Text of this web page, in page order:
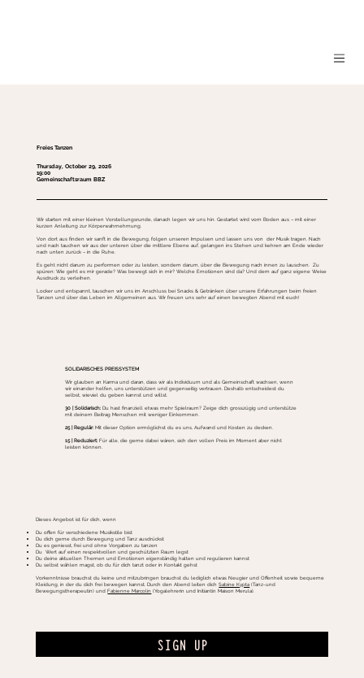
Freies Tanzen
Thursday, October 29, 2026
19:00
Gemeinschaftsraum BBZ
Wir starten mit einer kleinen Vorstellungsrunde, danach legen wir uns hin. Gestartet wird vom Boden aus – mit einer
kurzen Anleitung zur Körperwahrnehmung.
Von dort aus finden wir sanft in die Bewegung, folgen unseren Impulsen und lassen uns von der Musik tragen. Nach
und nach tauchen wir aus der unteren über die mittlere Ebene auf, gelangen ins Stehen und kehren am Ende wieder
nach unten zurück – in die Ruhe.
Es geht nicht darum zu performen oder zu leisten, sondern darum, über die Bewegung nach innen zu lauschen. Zu
spüren: Wie geht es mir gerade? Was bewegt sich in mir? Welche Emotionen sind da? Und dem auf ganz eigene Weise
Ausdruck zu verleihen.
Locker und entspannt, tauschen wir uns im Anschluss bei Snacks & Getränken über unsere Erfahrungen beim freien
Tanzen und über das Leben im Allgemeinen aus. Wir freuen uns sehr auf einen bewegten Abend mit euch!
SOLIDARISCHES PREISSYSTEM
Wir glauben an Karma und daran, dass wir als Individuum und als Gemeinschaft wachsen, wenn
wir einander helfen, uns unterstützen und gegenseitig vertrauen. Deshalb entscheidest du
selbst, wieviel du geben kannst und willst.
30 | Solidarisch:Du hast finanziell etwas mehr Spielraum? Zeige dich grosszügig und unterstütze
mit deinem Beitrag Menschen mit weniger Einkommen.
25 | Regulär:Mit dieser Option ermöglichst du es uns, Aufwand und Kosten zu decken.
15 | Reduziert:Für alle, die gerne dabei wären, sich den vollen Preis im Moment aber nicht
leisten können.
Dieses Angebot ist für dich, wenn
Du offen für verschiedene Musikstile bist
Du dich gerne durch Bewegung und Tanz ausdrückst
Du es geniesst, frei und ohne Vorgaben zu tanzen
Du Wert auf einen respektvollen und geschützten Raum legst
Du deine aktuellen Themen und Emotionen eigenständig halten und regulieren kannst
Du selbst wählen magst, ob du für dich tanzt oder in Kontakt gehst
Vorkenntnisse brauchst du keine und mitzubringen brauchst du lediglich etwas Neugier und Offenheit sowie bequeme
Kleidung, in der du dich frei bewegen kannst. Durch den Abend leiten dichSabine Kypta (Tanz-und
Bewegungstherapeutin) undFabienne Marcolin (Yogalehrerin und Initiantin Maison Merula).
SIGN UP